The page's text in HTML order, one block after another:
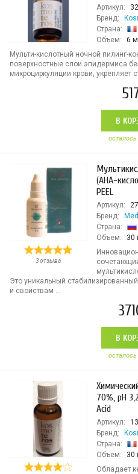
Артикул:
Бренд:
Страна:
Объем:
6
Мульти-кислотный ночной пилинг-
поверхностные слои эпидермиса
микроциркуляции крови, укрепляет
В
3 отзыва
(AHA-
PEEL
Артикул:
Бренд:
Страна:
Объем:
30
Это уникальный
и свойствам ...
В
70%, pH
Acid
Артикул:
Бренд:
Страна:
Объем:
30
Обладает